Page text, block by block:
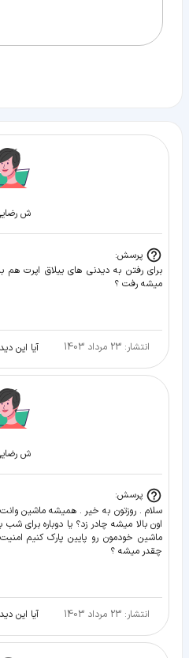
ش
پرسش:
برای رفتن به دیدنی های ییلاق اپرت هم
میشه رفت ؟
انتشار: 23 مرداد 1403 آیا این
ش
پرسش:
سلام . روزتون به خیر . همیشه ماشین
اون بالا میشه چادر زد؟ یا دوباره برای شب
ماشین خودمون رو پایین پارک کنیم
چقدر میشه ؟
انتشار: 23 مرداد 1403 آیا این